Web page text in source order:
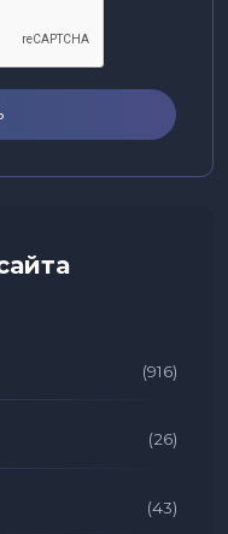
(916)
(26)
(43)